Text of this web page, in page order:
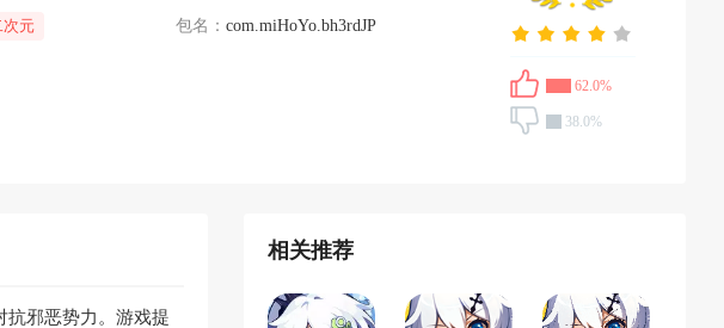
62.0%
38.0%
次元 包名： com.miHoYo.bh3rdJP
抗邪恶势力。游戏提
相关推荐